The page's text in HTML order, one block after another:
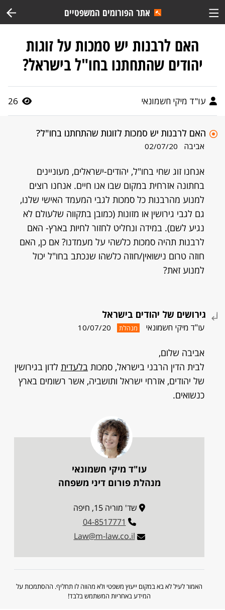
אתר הפורומים המשפטיים
האם לרבנות יש סמכות על זוגות
יהודים שהתחתנו בחו"ל בישראל?
עו"ד מיקי חשמונאי 26
האם לרבנות יש סמכות לזוגות שהתחתנו בחו"ל?
אביבה 02/07/20
אנחנו זוג שחי בחו"ל, יהודים-ישראלים, מעוניינים
בחתונה אזרחית במקום שבו אנו חיים. אנחנו רוצים
למנוע מהרבנות כל סמכות לגבי המעמד האישי שלנו,
גם לגבי גירושין או מזונות (כמובן בתקווה שלעולם לא
נגיע לשם). במידה ונחליט לחזור לחיות בארץ- האם
לרבנות תהיה סמכות כלשהי על מעמדנו? אם כן, האם
חוזה טרום נישואין/חוזה כלשהו שנכתב בחו"ל יכול
למנוע זאת?
גירושים של יהודים בישראל
עו"ד מיקי חשמונאי מנהלת 10/07/20
אביבה שלום,
לבית הדין הרבני בישראל, סמכות בלעדית לדון בגירושין
של יהודים, אזרחי ישראל ותושביה, אשר רשומים בארץ
כנשואים.
עו"ד מיקי חשמונאי
מנהלת פורום דיני משפחה
שד' מוריה 15, חיפה
04-8517771
Law@m-law.co.il
האמור לעיל לא בא במקום ייעוץ משפטי ולא מהווה לו תחליף. ההסתמכות על
המידע באחריות המשתמש בלבד!